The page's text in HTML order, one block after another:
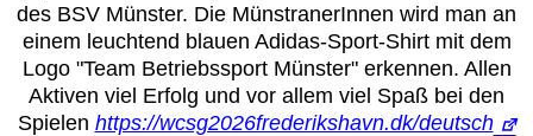
Anmelden
Betriebssportiade
des BSV Münster. Die MünstranerInnen wird man an
einem leuchtend blauen Adidas-Sport-Shirt mit dem
Logo "Team Betriebssport Münster" erkennen. Allen
Aktiven viel Erfolg und vor allem viel Spaß bei den
Spielen https://wcsg2026frederikshavn.dk/deutsch